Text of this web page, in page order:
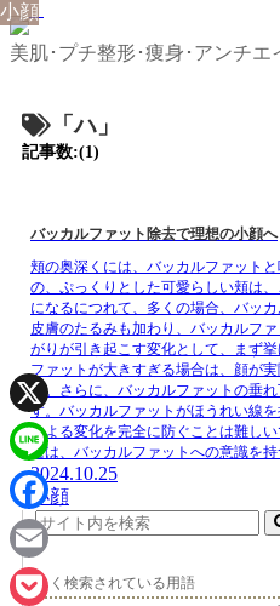
美肌･プチ整形･痩身･アンチエ
「ハ」
記事数:(1)
小顔
バッカルファット除去で理想の小顔へ
頬の奥深くには、バッカルファット
の、ぷっくりとした可愛らしい頬は
になるにつれて、多くの場合、バッ
皮膚のたるみも加わり、バッカルフ
がりが引き起こす変化として、まず
ファットが大きすぎる場合は、顔が
ん。さらに、バッカルファットの垂
す。バッカルファットがほうれい線
による変化を完全に防ぐことは難し
には、バッカルファットへの意識を持
2024.10.25
小顔
よく検索されている用語
X
Line
Facebook
Email